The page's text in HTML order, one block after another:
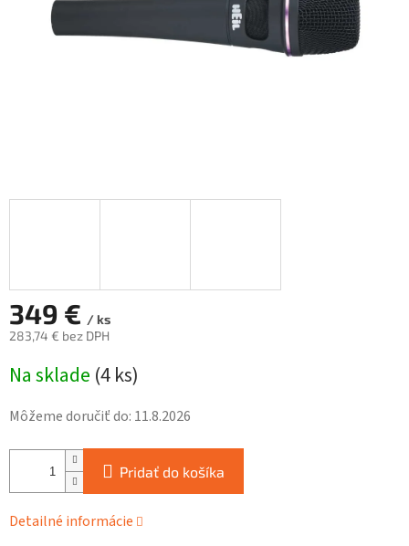
349 € / ks
283,74 € bez DPH
cena:
Na sklade (4 ks)
Môžeme doručiť do: 11.8.2026
Pridať do košíka
Detailné informácie